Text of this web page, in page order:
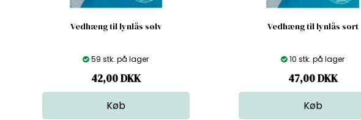
Vedhæng til lynlås sølv
59 stk. på lager
42,00DKK
Vedhæng til lynlås sort
10 stk. på lager
47,00DKK